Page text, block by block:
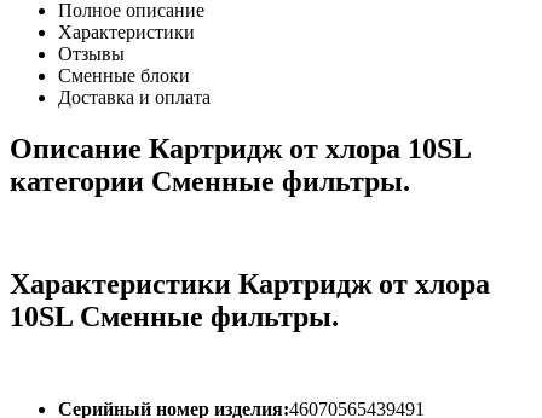
Полное описание
Характеристики
Отзывы
Сменные блоки
Доставка и оплата
Описание Картридж от хлора 10SL
категории Сменные фильтры.
Характеристики Картридж от хлора
10SL Сменные фильтры.
Серийный номер изделия:46070565439491